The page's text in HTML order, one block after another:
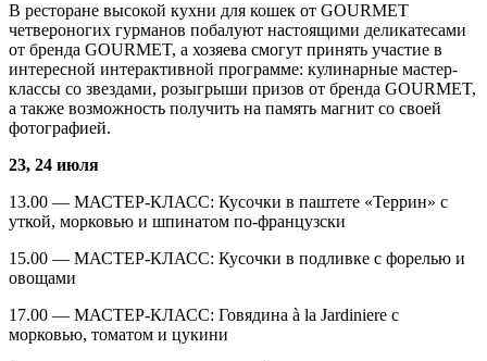
В ресторане высокой кухни для кошек от GOURMET
четвероногих гурманов побалуют настоящими деликатесами
от бренда GOURMET, а хозяева смогут принять участие в
интересной интерактивной программе: кулинарные мастер-
классы со звездами, розыгрыши призов от бренда GOURMET,
а также возможность получить на память магнит со своей
фотографией.
23, 24 июля
13.00 — МАСТЕР-КЛАСС: Кусочки в паштете «Террин» с
уткой, морковью и шпинатом по-французски
15.00 — МАСТЕР-КЛАСС: Кусочки в подливке с форелью и
овощами
17.00 — МАСТЕР-КЛАСС: Говядина à la Jardiniere с
морковью, томатом и цукини